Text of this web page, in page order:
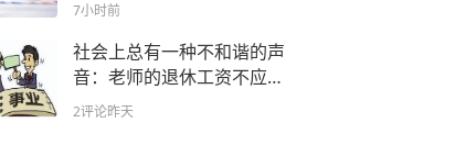
7小时前
社会上总有一种不和谐的声
音：老师的退休工资不应该
那么高！
2评论昨天